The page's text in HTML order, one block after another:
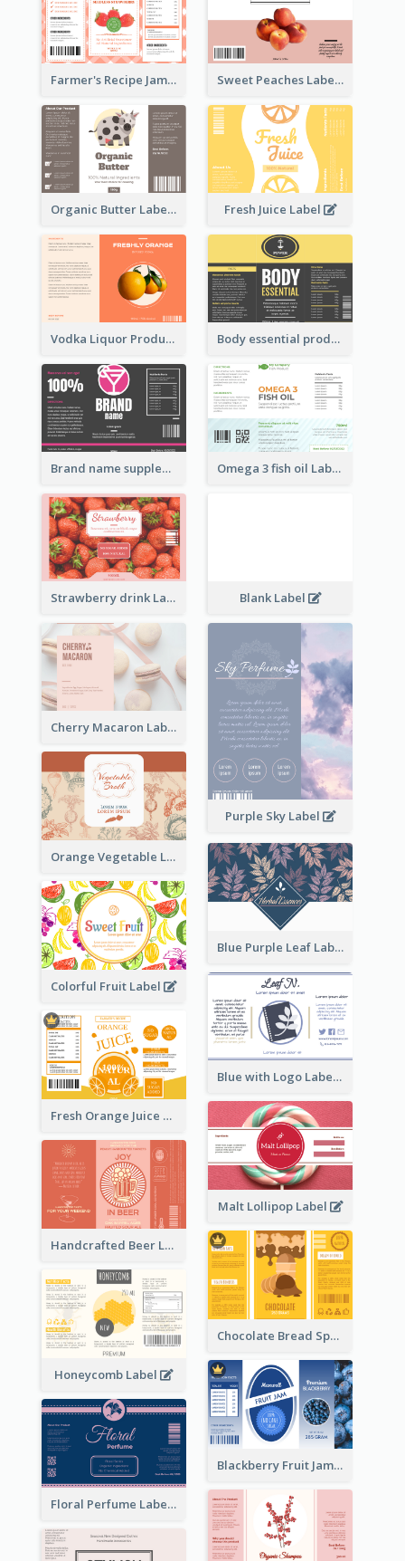
Farmer's Recipe Jam Label Sweet Peaches Label
Organic Butter Label Fresh Juice Label
Vodka Liquor Product Label Body essential product label
Brand name supplement Label Omega 3 fish oil Label
Strawberry drink Label Blank Label
Cherry Macaron Label
Purple Sky Label
Orange Vegetable Label
Blue Purple Leaf Label
Colorful Fruit Label
Blue with Logo Label
Fresh Orange Juice Label
Malt Lollipop Label
Handcrafted Beer Label
Chocolate Bread Spread Label
Honeycomb Label
Blackberry Fruit Jam Label
Floral Perfume Label